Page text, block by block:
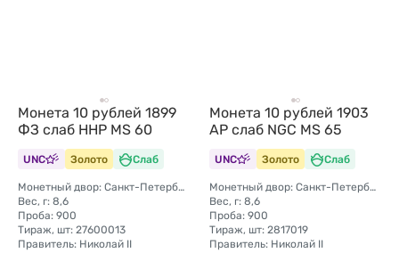
Монета 10 рублей 1899
ФЗ слаб ННР MS 60
UNC Золото Слаб
Монетный двор: Санкт-Петербургский монетный двор
Вес, г: 8,6
Проба: 900
Тираж, шт: 27600013
Правитель: Николай II
Монета 10 рублей 1903
АР слаб NGC MS 65
UNC Золото Слаб
Монетный двор: Санкт-Петербургский монетный двор
Вес, г: 8,6
Проба: 900
Тираж, шт: 2817019
Правитель: Николай II